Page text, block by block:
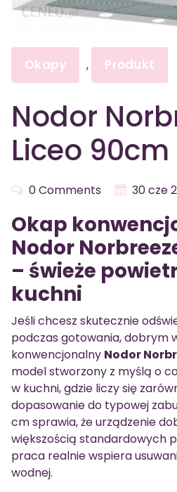
Okapy , Produkt
Nodor
Liceo 90cm
0 Comments 30 cze
Okap
Nodor
– świeże
kuchni
Jeśli chcesz skutecznie
podczas gotowania, dobrym
konwencjonalny Nodor
model stworzony z myślą o
w kuchni, gdzie liczy się
dopasowanie do typowej
cm sprawia, że urządzenie
większością standardowych
praca realnie wspiera
wodnej.